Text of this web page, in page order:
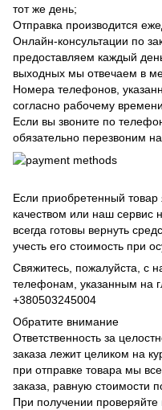
тот же день;
Отправка производится
Онлайн-консультации по
предоставляем каждый
выходных мы отвечаем в
Номера телефонов,
согласно рабочему
Если вы звоните по
обязательно перезвоним
Если приобретенный
качеством или наш сервис
всегда готовы вернуть
учесть его стоимость при
Свяжитесь, пожалуйста, с
телефонам, указанным на
+380503245004
Обратите внимание
Ответственность за
заказа лежит целиком на
при отправке товара мы
заказа, равную стоимости
При получении проверяйте